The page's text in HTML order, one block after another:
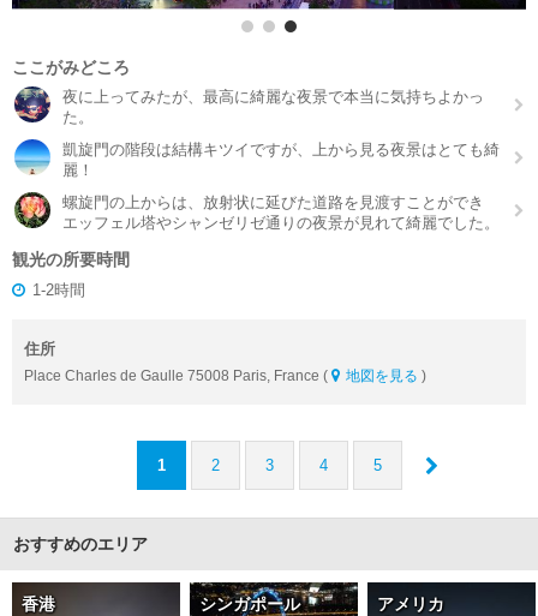
ここがみどころ
夜に上ってみたが、最高に綺麗な夜景で本当に気持ちよかっ
た。
凱旋門の階段は結構キツイですが、上から見る夜景はとても綺
麗！
螺旋門の上からは、放射状に延びた道路を見渡すことができ
エッフェル塔やシャンゼリゼ通りの夜景が見れて綺麗でした。
観光の所要時間
1-2時間
住所
Place Charles de Gaulle 75008 Paris, France ( 地図を見る )
1 2 3 4 5
おすすめのエリア
香港 シンガポール アメリカ